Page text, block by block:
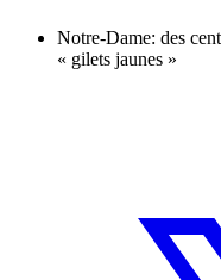
Notre-Dame: des
« gilets jaunes »